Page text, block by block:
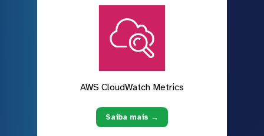
AWS CloudWatch Metrics
Saiba mais →